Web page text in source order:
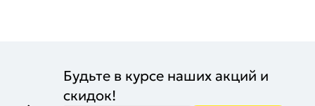
Будьте в курсе наших акций и
скидок!